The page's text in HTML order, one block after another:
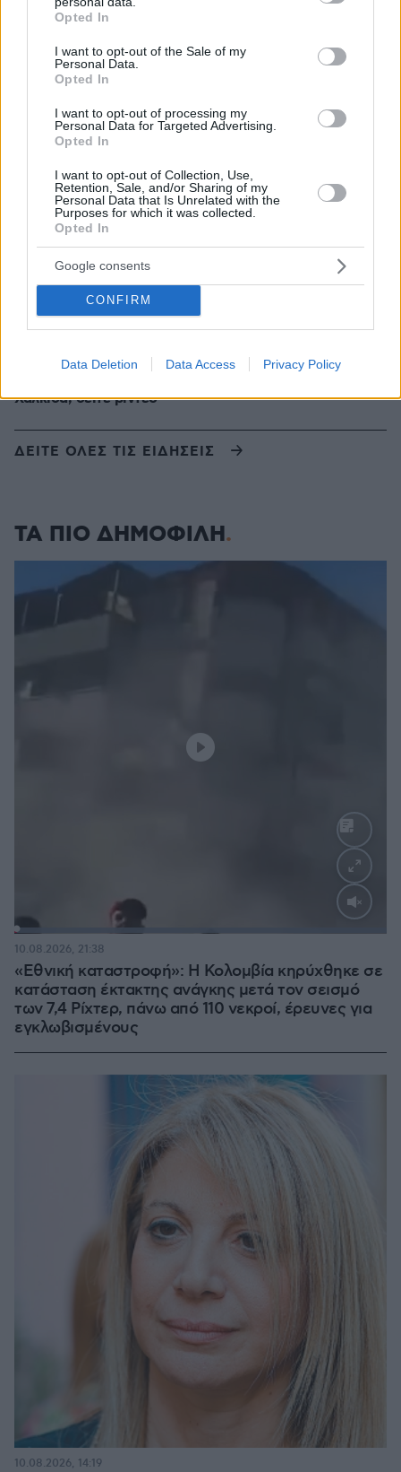
grant or deny consent to Google and its third-party tags to
use your data for below specified purposes in below Google
consent section.
Opted In
I want to opt-out of the Sale of my
Personal Data.
Opted In
I want to opt-out of processing my
Personal Data for Targeted Advertising.
Opted In
I want to opt-out of Collection, Use,
Retention, Sale, and/or Sharing of my
Personal Data that Is Unrelated with the
Purposes for which it was collected.
Opted In
Google consents
CONFIRM
Data Deletion Data Access Privacy Policy
Ελεγχόμενες απώλειες στη Wall Street - Στο επίκεντρο
Ιράν, πετρέλαιο και πληθωρισμός
Ένας οδηγός για τη Χαβάη των μυημένων ταξιδιωτών
πριν 17 λεπτά
Oυκρανικό μαχητικό MiG-29 συνετρίβη στην Οδησσό,
διασώθηκε ο πιλότος
5 φράσεις που «σπάνε τον πάγο» και βοηθούν να κάνετε
φίλους
πριν 21 λεπτά
10 έξυπνα σνακ από το σούπερ μάρκετ που αντέχουν
στην παραλία
πριν 26 λεπτά
3 πράγματα που πρέπει να αλλάξετε στο σπίτι αν πάρετε
γάτα
Χαλκίδα, δείτε βίντεο
πριν 32 λεπτά
ΔΕΙΤΕ ΟΛΕΣ ΤΙΣ ΕΙΔΗΣΕΙΣ
ΤΑ ΠΙΟ ΔΗΜΟΦΙΛΗ
Loaded:
«Εθνική καταστροφή»: Η Κολομβία κηρύχθηκε σε
κατάσταση έκτακτης ανάγκης μετά τον σεισμό
των 7,4 Ρίχτερ, πάνω από 110 νεκροί, έρευνες για
εγκλωβισμένους
10.08.2026, 21:38
10.08.2026, 14:19